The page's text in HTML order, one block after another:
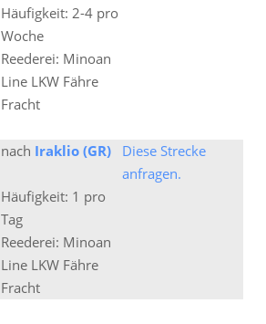
Häufigkeit: 2-4 pro
Woche
Reederei: Minoan
Line LKW Fähre
Fracht
nach Iraklio (GR)
Diese Strecke
anfragen.
Häufigkeit: 1 pro
Tag
Reederei: Minoan
Line LKW Fähre
Fracht